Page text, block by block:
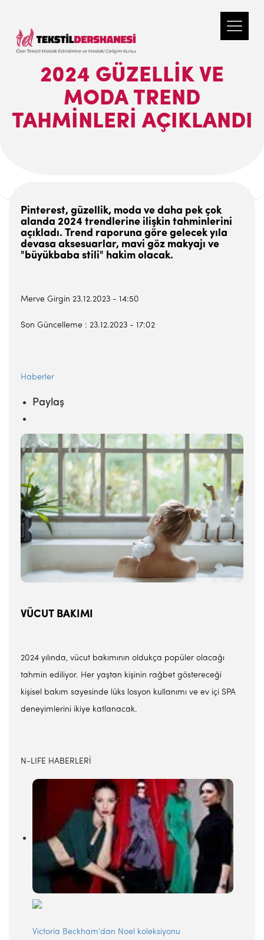
2024 GÜZELLIK VE
MODA TREND
TAHMINLERI AÇIKLANDI
Pinterest, güzellik, moda ve daha pek çok
alanda 2024 trendlerine ilişkin tahminlerini
açıkladı. Trend raporuna göre gelecek yıla
devasa aksesuarlar, mavi göz makyajı ve
"büyükbaba stili" hakim olacak.
Merve Girgin 23.12.2023 - 14:50
Son Güncelleme : 23.12.2023 - 17:02
Haberler
Paylaş
VÜCUT BAKIMI
2024 yılında, vücut bakımının oldukça popüler olacağı
tahmin ediliyor. Her yaştan kişinin rağbet göstereceği
kişisel bakım sayesinde lüks losyon kullanımı ve ev içi SPA
deneyimlerini ikiye katlanacak.
N-LIFE HABERLERİ
Victoria Beckham'dan Noel koleksiyonu